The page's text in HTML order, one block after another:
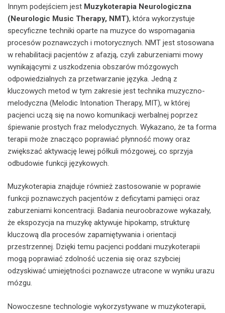
Innym podejściem jest Muzykoterapia Neurologiczna
(Neurologic Music Therapy, NMT), która wykorzystuje
specyficzne techniki oparte na muzyce do wspomagania
procesów poznawczych i motorycznych. NMT jest stosowana
w rehabilitacji pacjentów z afazją, czyli zaburzeniami mowy
wynikającymi z uszkodzenia obszarów mózgowych
odpowiedzialnych za przetwarzanie języka. Jedną z
kluczowych metod w tym zakresie jest technika muzyczno-
melodyczna (Melodic Intonation Therapy, MIT), w której
pacjenci uczą się na nowo komunikacji werbalnej poprzez
śpiewanie prostych fraz melodycznych. Wykazano, że ta forma
terapii może znacząco poprawiać płynność mowy oraz
zwiększać aktywację lewej półkuli mózgowej, co sprzyja
odbudowie funkcji językowych.
Muzykoterapia znajduje również zastosowanie w poprawie
funkcji poznawczych pacjentów z deficytami pamięci oraz
zaburzeniami koncentracji. Badania neuroobrazowe wykazały,
że ekspozycja na muzykę aktywuje hipokamp, strukturę
kluczową dla procesów zapamiętywania i orientacji
przestrzennej. Dzięki temu pacjenci poddani muzykoterapii
mogą poprawiać zdolność uczenia się oraz szybciej
odzyskiwać umiejętności poznawcze utracone w wyniku urazu
mózgu.
Nowoczesne technologie wykorzystywane w muzykoterapii,